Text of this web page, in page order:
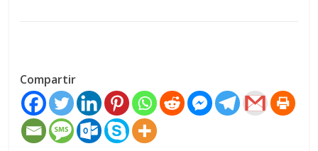
Compartir